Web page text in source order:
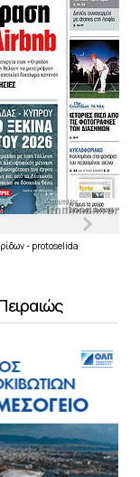
- protoselida